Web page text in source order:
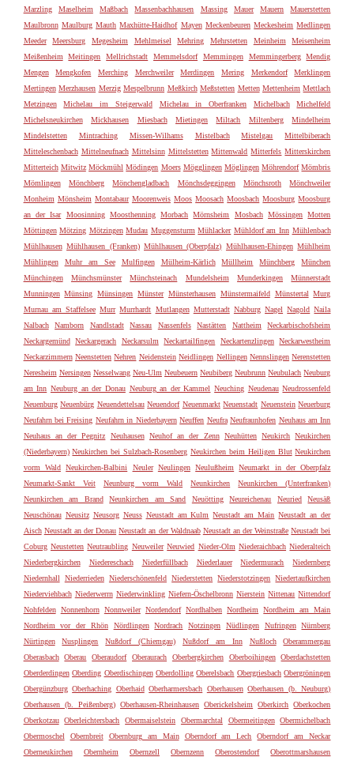
Marzling
Maselheim Maßbach Massenbachhausen Massing Mauer Mauern
Mauerstetten
Maulbronn Maulburg Mauth Maxhütte-Haidhof Mayen Meckenbeuren Meckesheim Medlingen
Meeder
Meersburg Megesheim Mehlmeisel Mehring Mehrstetten Meinheim
Meisenheim
Meißenheim
Meitingen Mellrichstadt Memmelsdorf Memmingen Memmingerberg
Mendig
Mengen
Mengkofen Merching Merchweiler Merdingen Mering Merkendorf
Merklingen
Mertingen Merzhausen Merzig Mespelbrunn Meßkirch Meßstetten Metten Mettenheim Mettlach
Metzingen
Michelau im Steigerwald Michelau in Oberfranken Michelbach
Michelfeld
Michelsneukirchen
Mickhausen Miesbach Mietingen Miltach Miltenberg
Mindelheim
Mindelstetten
Mintraching Missen-Wilhams Mistelbach Mistelgau
Mittelbiberach
Mitteleschenbach Mittelneufnach Mittelsinn Mittelstetten Mittenwald Mitterfels Mitterskirchen
Mitterteich Mitwitz Möckmühl Mödingen Moers Mögglingen Möglingen Möhrendorf Mömbris
Mömlingen
Mönchberg Mönchengladbach Mönchsdeggingen Mönchsroth
Mönchweiler
Monheim Mönsheim Montabaur Moorenweis Moos Moosach Moosbach Moosburg Moosburg
an der Isar
Moosinning Moosthenning Morbach Mörnsheim Mosbach Mössingen Motten
Möttingen Mötzing Mötzingen Mudau Muggensturm Mühlacker Mühldorf am Inn Mühlenbach
Mühlhausen Mühlhausen (Franken) Mühlhausen (Oberpfalz) Mühlhausen-Ehingen Mühlheim
Mühlingen
Muhr am See Mulfingen Mülheim-Kärlich Müllheim Münchberg
München
Münchingen
Münchsmünster Münchsteinach Mundelsheim Munderkingen
Münnerstadt
Munningen Münsing Münsingen Münster Münsterhausen Münstermaifeld Münstertal Murg
Murnau am Staffelsee Murr Murrhardt Mutlangen Mutterstadt Nabburg Nagel Nagold Naila
Nalbach
Namborn Nandlstadt Nassau Nassenfels Nastätten Nattheim
Neckarbischofsheim
Neckargemünd Neckargerach Neckarsulm Neckartailfingen Neckartenzlingen Neckarwestheim
Neckarzimmern Neenstetten Nehren Neidenstein Neidlingen Nellingen Nennslingen Nerenstetten
Neresheim Nersingen Nesselwang Neu-Ulm Neubeuern Neubiberg Neubrunn Neubulach Neuburg
am Inn Neuburg an der Donau Neuburg an der Kammel Neuching Neudenau Neudrossenfeld
Neuenburg Neuenbürg Neuendettelsau Neuendorf Neuenmarkt Neuenstadt Neuenstein Neuerburg
Neufahrn bei Freising Neufahrn in Niederbayern Neuffen Neufra Neufraunhofen Neuhaus am Inn
Neuhaus an der Pegnitz
Neuhausen Neuhof an der Zenn Neuhütten Neukirch Neukirchen
(Niederbayern) Neukirchen bei Sulzbach-Rosenberg Neukirchen beim Heiligen Blut Neukirchen
vorm Wald Neukirchen-Balbini Neuler Neulingen Neulußheim
Neumarkt in der Oberpfalz
Neumarkt-Sankt Veit
Neunburg vorm Wald Neunkirchen
Neunkirchen (Unterfranken)
Neunkirchen am Brand
Neunkirchen am Sand Neuötting Neureichenau Neuried
Neusäß
Neuschönau Neusitz Neusorg Neuss Neustadt am Kulm Neustadt am Main Neustadt an der
Aisch Neustadt an der Donau Neustadt an der Waldnaab Neustadt an der Weinstraße Neustadt bei
Coburg Neustetten Neutraubling Neuweiler Neuwied Nieder-Olm Niederaichbach Niederalteich
Niederbergkirchen
Niedereschach Niederfüllbach Niederlauer Niedermurach
Niedernberg
Niedernhall
Niederrieden Niederschönenfeld Niederstetten Niederstotzingen Niedertaufkirchen
Niederviehbach Niederwerrn Niederwinkling Niefern-Öschelbronn Nierstein Nittenau Nittendorf
Nohfelden Nonnenhorn Nonnweiler Nordendorf Nordhalben Nordheim
Nordheim am Main
Nordheim vor der Rhön
Nördlingen Nordrach Notzingen Nüdlingen Nufringen
Nürnberg
Nürtingen
Nusplingen Nußdorf (Chiemgau) Nußdorf am Inn Nußloch
Oberammergau
Oberasbach
Oberau Oberaudorf Oberaurach Oberbergkirchen Oberboihingen
Oberdachstetten
Oberderdingen Oberding Oberdischingen Oberdolling Oberelsbach Obergriesbach Obergröningen
Obergünzburg Oberhaching Oberhaid Oberharmersbach Oberhausen Oberhausen (b. Neuburg)
Oberhausen (b. Peißenberg) Oberhausen-Rheinhausen Oberickelsheim Oberkirch Oberkochen
Oberkotzau
Oberleichtersbach Obermaiselstein Obermarchtal Obermeitingen
Obermichelbach
Obermoschel
Obernbreit Obernburg am Main Oberndorf am Lech
Oberndorf am Neckar
Oberneukirchen
Obernheim Obernzell Obernzenn Oberostendorf
Oberottmarshausen